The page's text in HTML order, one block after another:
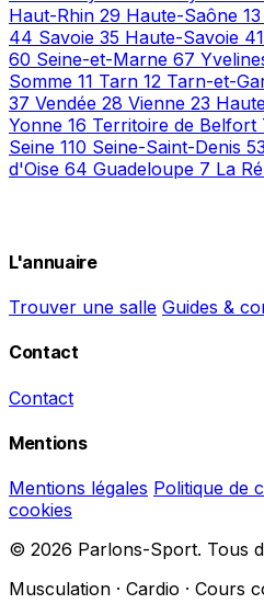
Haut-Rhin 29 Haute-Saône 13
44 Savoie 35 Haute-Savoie 41
60 Seine-et-Marne 67
Somme 11 Tarn 12 Tarn-et-
37 Vendée 28 Vienne 23
Yonne 16 Territoire de Belfort
Seine 110 Seine-Saint-Denis 53
d'Oise 64 Guadeloupe 7 La
L'annuaire
Trouver une salle Guides &
Contact
Contact
Mentions
Mentions légales Politique de
cookies
© 2026 Parlons-Sport. Tous
Musculation · Cardio · Cours